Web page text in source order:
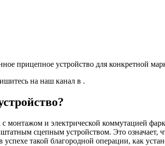
прицепное устройство для конкретной
на наш канал в .
и электрической коммутацией
сцепным устройством. Это означает,
такой благородной операции, как